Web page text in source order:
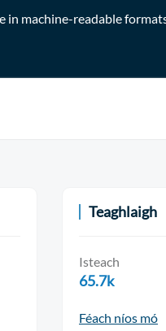
in machine-readable
Teaghlaigh
Isteach
65.7k
Féach níos mó